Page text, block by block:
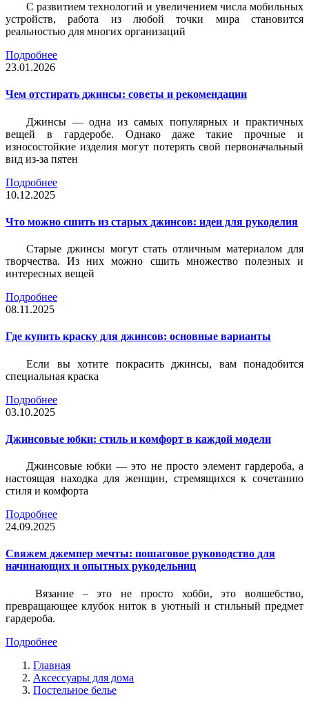
С развитием технологий и увеличением числа мобильных
устройств, работа из любой точки мира становится
реальностью для многих организаций
Подробнее
23.01.2026
Чем отстирать джинсы: советы и рекомендации
Джинсы — одна из самых популярных и практичных
вещей в гардеробе. Однако даже такие прочные и
износостойкие изделия могут потерять свой первоначальный
вид из-за пятен
Подробнее
10.12.2025
Что можно сшить из старых джинсов: идеи для рукоделия
Старые джинсы могут стать отличным материалом для
творчества. Из них можно сшить множество полезных и
интересных вещей
Подробнее
08.11.2025
Где купить краску для джинсов: основные варианты
Если вы хотите покрасить джинсы, вам понадобится
специальная краска
Подробнее
03.10.2025
Джинсовые юбки: стиль и комфорт в каждой модели
Джинсовые юбки — это не просто элемент гардероба, а
настоящая находка для женщин, стремящихся к сочетанию
стиля и комфорта
Подробнее
24.09.2025
Свяжем джемпер мечты: пошаговое руководство для
начинающих и опытных рукодельниц
Вязание – это не просто хобби, это волшебство,
превращающее клубок ниток в уютный и стильный предмет
гардероба.
Подробнее
Главная
Аксессуары для дома
Постельное белье